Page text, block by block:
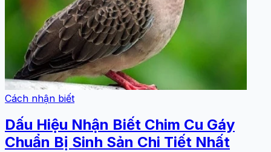
Cách nhận biết
Dấu Hiệu Nhận Biết Chim Cu Gáy
Chuẩn Bị Sinh Sản Chi Tiết Nhất